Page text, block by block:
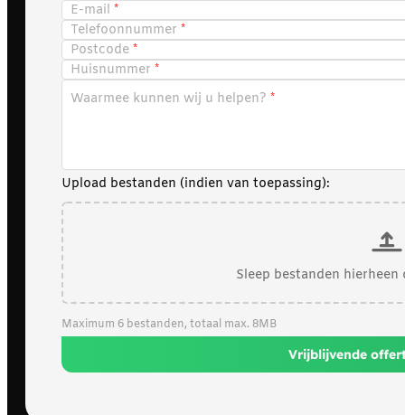
E-mail
Telefoonnummer
Postcode
Huisnummer
Waarmee kunnen wij u helpen?
Upload bestanden (indien van toepassing):
Sleep bestanden
Maximum 6 bestanden, totaal max. 8MB
Vrijblijvende